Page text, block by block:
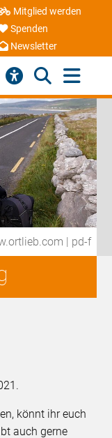
Mitglied werden
Spenden
Newsletter
| pd-f
könnt ihr euch
auch gerne